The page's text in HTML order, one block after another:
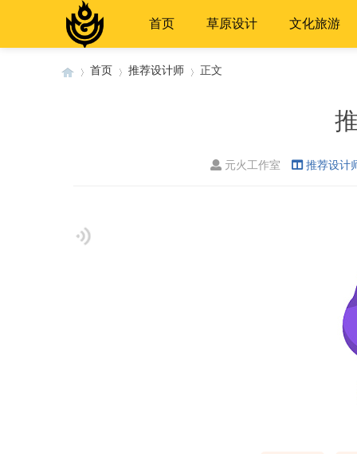
首页 草原设计 文化旅游
首页 推荐设计师 正文
元火工作室 推荐设计